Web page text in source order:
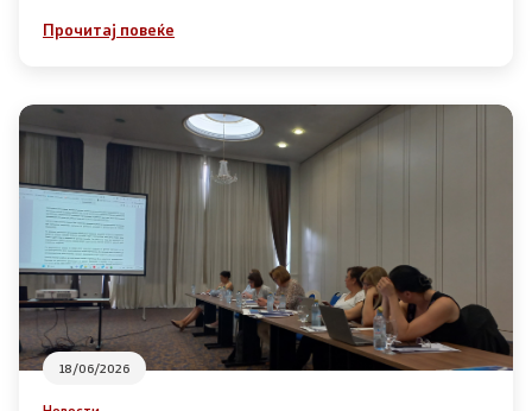
Контакт
Линкови
Изјава за пристапност
Со еден клик до сите услуги
Прочитај повеќе
18/06/2026